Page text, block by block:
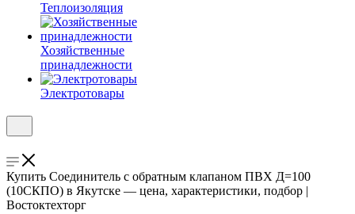
Теплоизоляция
Хозяйственные
принадлежности
Электротовары
Купить Соединитель с обратным клапаном ПВХ Д=100
(10СКПО) в Якутске — цена, характеристики, подбор |
Востоктехторг